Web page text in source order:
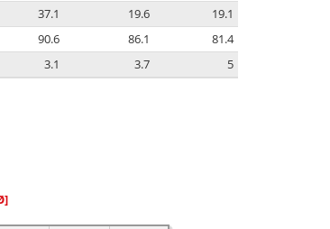
37.1 19.6
19.1
90.6 86.1
81.4
3.1 3.7 5